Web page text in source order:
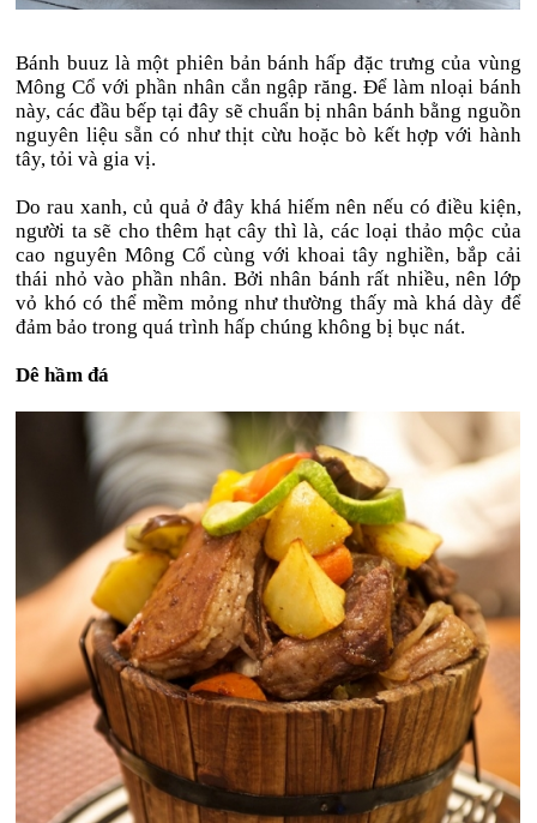
Bánh buuz là một phiên bản bánh hấp đặc trưng của vùng
Mông Cổ với phần nhân cắn ngập răng. Để làm nloại bánh
này, các đầu bếp tại đây sẽ chuẩn bị nhân bánh bằng nguồn
nguyên liệu sẵn có như thịt cừu hoặc bò kết hợp với hành
tây, tỏi và gia vị.
Do rau xanh, củ quả ở đây khá hiếm nên nếu có điều kiện,
người ta sẽ cho thêm hạt cây thì là, các loại thảo mộc của
cao nguyên Mông Cổ cùng với khoai tây nghiền, bắp cải
thái nhỏ vào phần nhân. Bởi nhân bánh rất nhiều, nên lớp
vỏ khó có thể mềm mỏng như thường thấy mà khá dày để
đảm bảo trong quá trình hấp chúng không bị bục nát.
Dê hầm đá